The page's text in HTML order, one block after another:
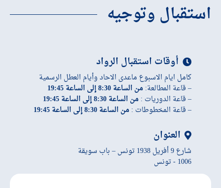
استقبال وتوجيه
أوقات استقبال الرواد
كامل ايام الاسبوع ماعدى الاحاد وأيام العطل الرسمية
– قاعة المطالعة:من الساعة 8:30 إلى الساعة 19:45
– قاعة الدوريات :من الساعة 8:30 إلى الساعة 19:45
– قاعة المخطوطات :من الساعة 8:30 إلى الساعة 19:45
العنوان
شارع 9 أفريل 1938 تونس – باب سويقة
1006 - تونس